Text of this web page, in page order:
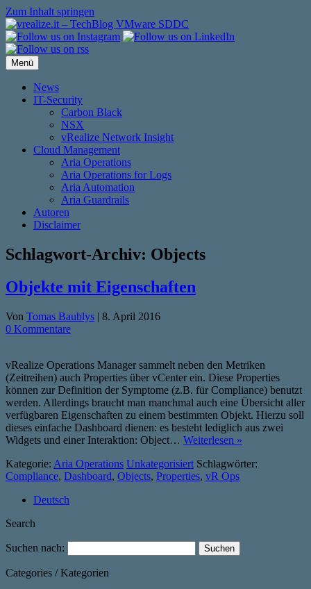
Zum Inhalt springen
Menü
News
IT-Security
Carbon Black
NSX
vRealize Network Insight
Cloud Management
Aria Operations
Aria Operations for Logs
Aria Automation
Aria Guardrails
Autoren
Disclaimer
Schlagwort-Archiv: Objects
Objekte mit Eigenschaften
Von Tomas Baublys | 8. April 2016
0 Kommentare
vRealize Operations Manager sammelt neben den Metriken
(Zeitreihen) auch Properties über vCenter ein. Diese Properties
können zur Definition der Symptome (z.B. für Compliance) benutzt
werden. Allerdings braucht man manchmal auch eine Übersicht aller
verfügbaren Eigenschaften zu einem bestimmten Objekt. Hierzu soll
dieses einfache Dashboard dienen: es besteht lediglich aus zwei
Widgets und einer Interaktion: Object… Weiterlesen »
Kategorie: Aria Operations Unkategorisiert Schlagwörter:
Compliance, Dashboard, Objects, Properties, vR Ops
Deutsch
Search
Suchen nach:
Categories / Kategorien